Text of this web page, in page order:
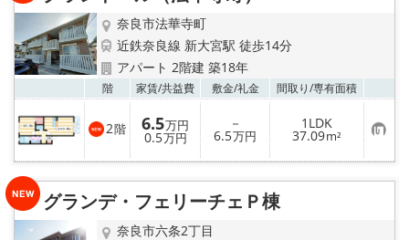
奈良市法華寺町
近鉄奈良線 新大宮駅 徒歩14分
アパート 2階建 築18年
階 家賃/共益費 敷金/礼金 間取り/専有面積
2階 6.5万円
0.5万円
－
6.5万円
1LDK
37.09m² お
気
に
り
グランデ・フェリーチェＰ棟
奈良市六条2丁目